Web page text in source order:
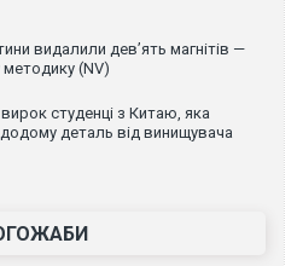
видалили дев’ять магнітів —
(NV)
студенці з Китаю, яка
деталь від винищувача